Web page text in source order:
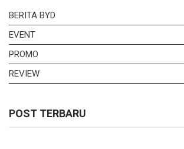
BERITA BYD
EVENT
PROMO
REVIEW
POST TERBARU